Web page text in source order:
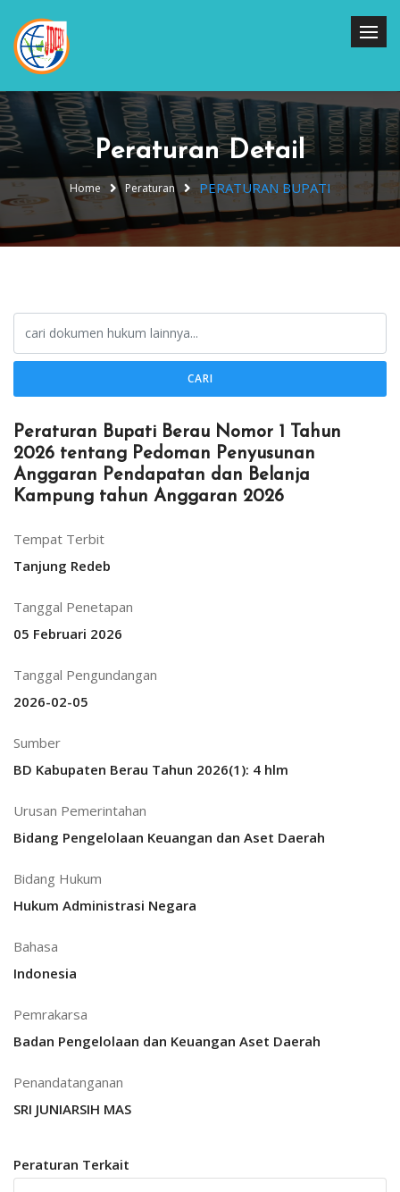
Peraturan Detail
Home Peraturan PERATURAN BUPATI
CARI
Peraturan Bupati Berau Nomor 1 Tahun
2026 tentang Pedoman Penyusunan
Anggaran Pendapatan dan Belanja
Kampung tahun Anggaran 2026
Tempat Terbit
Tanjung Redeb
Tanggal Penetapan
05 Februari 2026
Tanggal Pengundangan
2026-02-05
Sumber
BD Kabupaten Berau Tahun 2026(1): 4 hlm
Urusan Pemerintahan
Bidang Pengelolaan Keuangan dan Aset Daerah
Bidang Hukum
Hukum Administrasi Negara
Bahasa
Indonesia
Pemrakarsa
Badan Pengelolaan dan Keuangan Aset Daerah
Penandatanganan
SRI JUNIARSIH MAS
Peraturan Terkait